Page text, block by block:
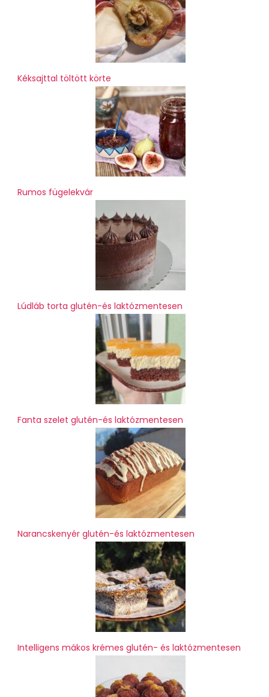
Kéksajttal töltött körte
Rumos fügelekvár
Lúdláb torta glutén-és laktózmentesen
Fanta szelet glutén-és laktózmentesen
Narancskenyér glutén-és laktózmentesen
Intelligens mákos krémes glutén- és laktózmentesen